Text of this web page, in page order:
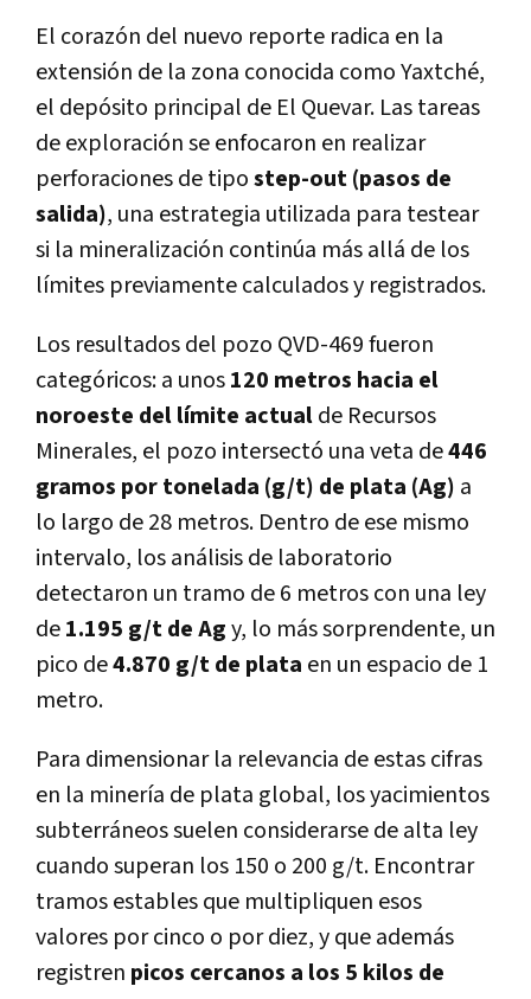
El corazón del nuevo reporte radica en la
extensión de la zona conocida como Yaxtché,
el depósito principal de El Quevar. Las tareas
de exploración se enfocaron en realizar
perforaciones de tipostep-out (pasos de
salida), una estrategia utilizada para testear
si la mineralización continúa más allá de los
límites previamente calculados y registrados.
Los resultados del pozo QVD-469 fueron
categóricos: a unos120 metros hacia el
noroeste del límite actualde Recursos
Minerales, el pozo intersectó una veta de446
gramos por tonelada (g/t) de plata (Ag) a
lo largo de 28 metros. Dentro de ese mismo
intervalo, los análisis de laboratorio
detectaron un tramo de 6 metros con una ley
de1.195 g/t de Agy, lo más sorprendente, un
pico de4.870 g/t de plata en un espacio de 1
metro.
Para dimensionar la relevancia de estas cifras
en la minería de plata global, los yacimientos
subterráneos suelen considerarse de alta ley
cuando superan los 150 o 200 g/t. Encontrar
tramos estables que multipliquen esos
valores por cinco o por diez, y que además
registren picos cercanos a los 5 kilos de